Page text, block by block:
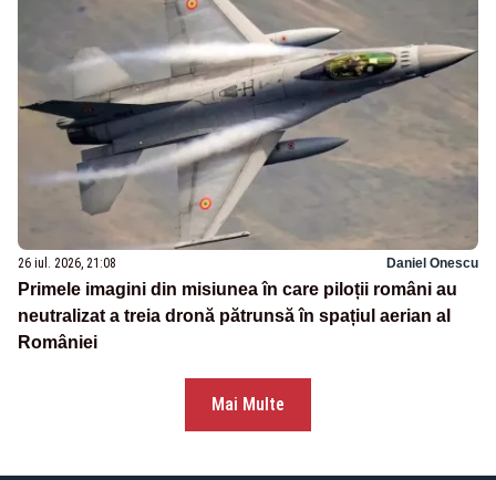
26 iul. 2026, 21:08 Daniel Onescu
Primele imagini din misiunea în care piloții români au
neutralizat a treia dronă pătrunsă în spațiul aerian al
României
Mai Multe